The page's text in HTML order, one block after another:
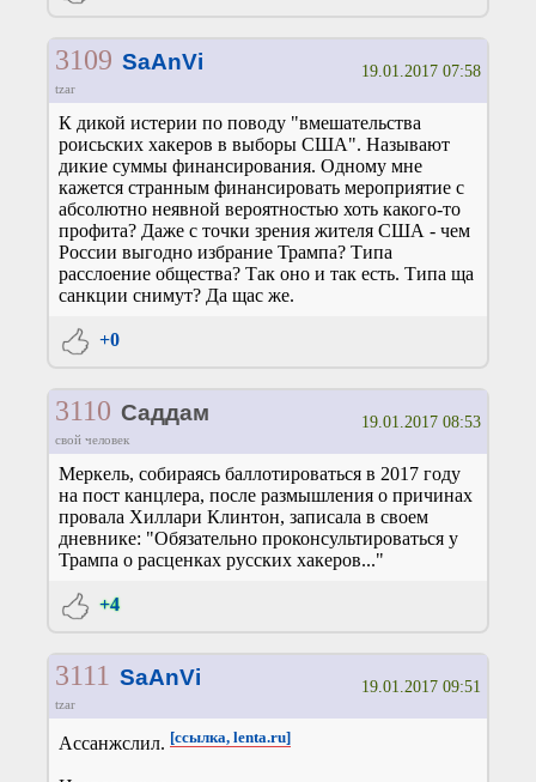
3109 SaAnVi
tzar
19.01.2017 07:58
К дикой истерии по поводу "вмешательства
роисьских хакеров в выборы США". Называют
дикие суммы финансирования. Одному мне
кажется странным финансировать мероприятие с
абсолютно неявной вероятностью хоть какого-то
профита? Даже с точки зрения жителя США - чем
России выгодно избрание Трампа? Типа
расслоение общества? Так оно и так есть. Типа ща
санкции снимут? Да щас же.
+0
3110 Саддам
свой человек
19.01.2017 08:53
Меркель, собираясь баллотироваться в 2017 году
на пост канцлера, после размышления о причинах
провала Хиллари Клинтон, записала в своем
дневнике: "Обязательно проконсультироваться у
Трампа о расценках русских хакеров..."
+4
3111 SaAnVi
tzar
19.01.2017 09:51
Ассанжслил. [ссылка, lenta.ru]